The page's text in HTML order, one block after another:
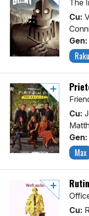
The
Cu:
Gen:
Cu:
Gen:
Max
Cu: